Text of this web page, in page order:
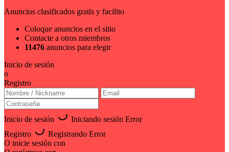
Anuncios clasificados gratis y facilito
Coloque anuncios en el sitio
Contacte a otros miembros
11476 anuncios para elegir
Inicio de sesión
o
Registro
Inicio de sesión Iniciando sesión Error
Registro
Registrando Error
O inicie sesión con